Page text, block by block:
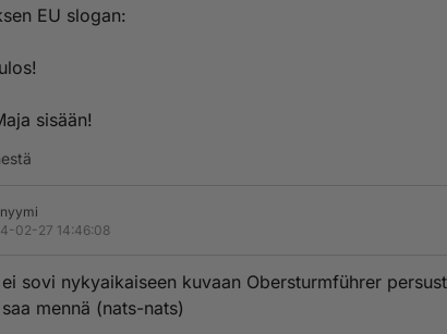
EU slogan:
sisään!
02-27 14:46:08
sovi nykyaikaiseen kuvaan Obersturmführer
mennä (nats-nats)